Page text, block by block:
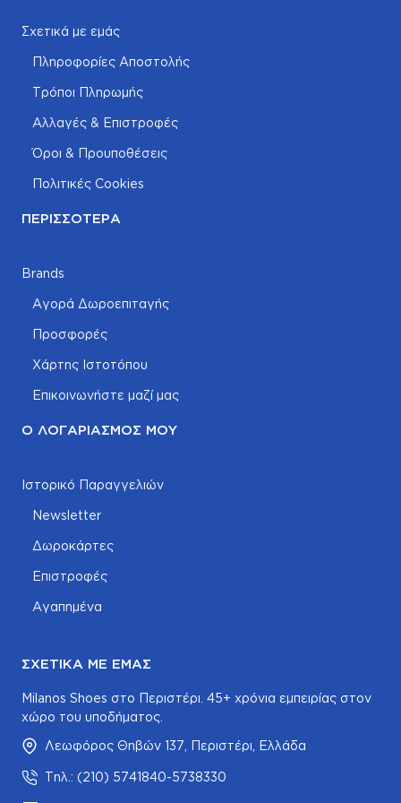
Σχετικά με εμάς
Πληροφορίες Αποστολής
Τρόποι Πληρωμής
Αλλαγές & Επιστροφές
Όροι & Προυποθέσεις
Πολιτικές Cookies
ΠΕΡΙΣΣΌΤΕΡΑ
Brands
Αγορά Δωροεπιταγής
Προσφορές
Χάρτης Ιστοτόπου
Επικοινωνήστε μαζί μας
Ο ΛΟΓΑΡΙΑΣΜΌΣ ΜΟΥ
Ιστορικό Παραγγελιών
Newsletter
Δωροκάρτες
Επιστροφές
Αγαπημένα
ΣΧΕΤΙΚΆ ΜΕ ΕΜΆΣ
Milanos Shoes στο Περιστέρι. 45+ χρόνια εμπειρίας στον
χώρο του υποδήματος.
Λεωφόρος Θηβών 137, Περιστέρι, Ελλάδα
Τηλ.: (210) 5741840-5738330